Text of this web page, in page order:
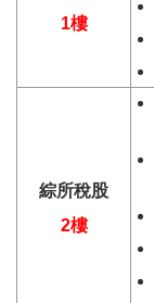
1樓
綜所稅股
2樓